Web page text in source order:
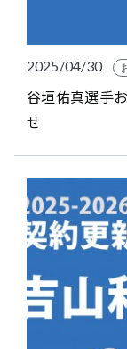
2025/04/30
谷垣佑真選手
せ